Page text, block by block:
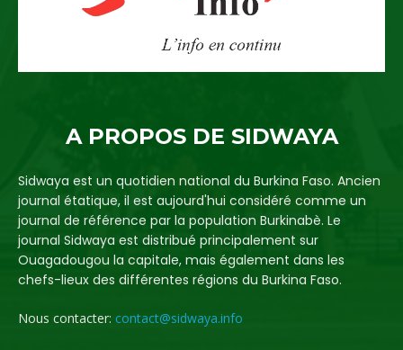
A PROPOS DE SIDWAYA
Sidwaya est un quotidien national du Burkina Faso. Ancien
journal étatique, il est aujourd'hui considéré comme un
journal de référence par la population Burkinabè. Le
journal Sidwaya est distribué principalement sur
Ouagadougou la capitale, mais également dans les
chefs-lieux des différentes régions du Burkina Faso.
Nous contacter: contact@sidwaya.info